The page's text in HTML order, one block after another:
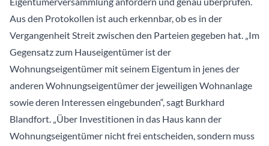
Aus den Protokollen ist auch erkennbar, ob es in der
Vergangenheit Streit zwischen den Parteien gegeben hat. „Im
Gegensatz zum Hauseigentümer ist der
Wohnungseigentümer mit seinem Eigentum in jenes der
anderen Wohnungseigentümer der jeweiligen Wohnanlage
sowie deren Interessen eingebunden“, sagt Burkhard
Blandfort. „Über Investitionen in das Haus kann der
Wohnungseigentümer nicht frei entscheiden, sondern muss